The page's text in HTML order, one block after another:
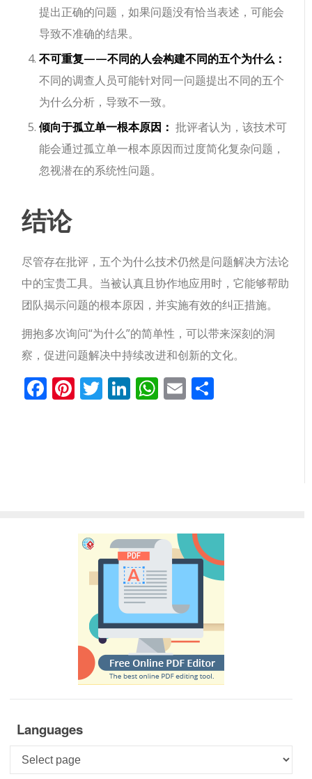
提出正确的问题，如果问题没有恰当表述，可能会
导致不准确的结果。
不可重复——不同的人会构建不同的五个为什么：
不同的调查人员可能针对同一问题提出不同的五个
为什么分析，导致不一致。
倾向于孤立单一根本原因： 批评者认为，该技术可
能会通过孤立单一根本原因而过度简化复杂问题，
忽视潜在的系统性问题。
结论
尽管存在批评，五个为什么技术仍然是问题解决方法论
中的宝贵工具。当被认真且协作地应用时，它能够帮助
团队揭示问题的根本原因，并实施有效的纠正措施。
拥抱多次询问“为什么”的简单性，可以带来深刻的洞
察，促进问题解决中持续改进和创新的文化。
Facebook
Pinterest
Twitter
LinkedIn
WhatsApp
Email
Languages
Languages